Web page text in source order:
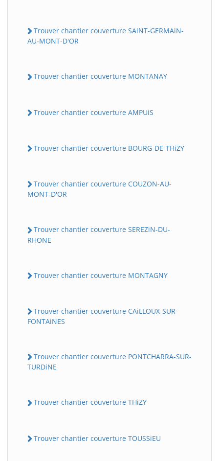
Trouver chantier couverture SAiNT-GERMAiN-
AU-MONT-D'OR
Trouver chantier couverture MONTANAY
Trouver chantier couverture AMPUiS
Trouver chantier couverture BOURG-DE-THiZY
Trouver chantier couverture COUZON-AU-
MONT-D'OR
Trouver chantier couverture SEREZiN-DU-
RHONE
Trouver chantier couverture MONTAGNY
Trouver chantier couverture CAiLLOUX-SUR-
FONTAiNES
Trouver chantier couverture PONTCHARRA-SUR-
TURDiNE
Trouver chantier couverture THiZY
Trouver chantier couverture TOUSSiEU